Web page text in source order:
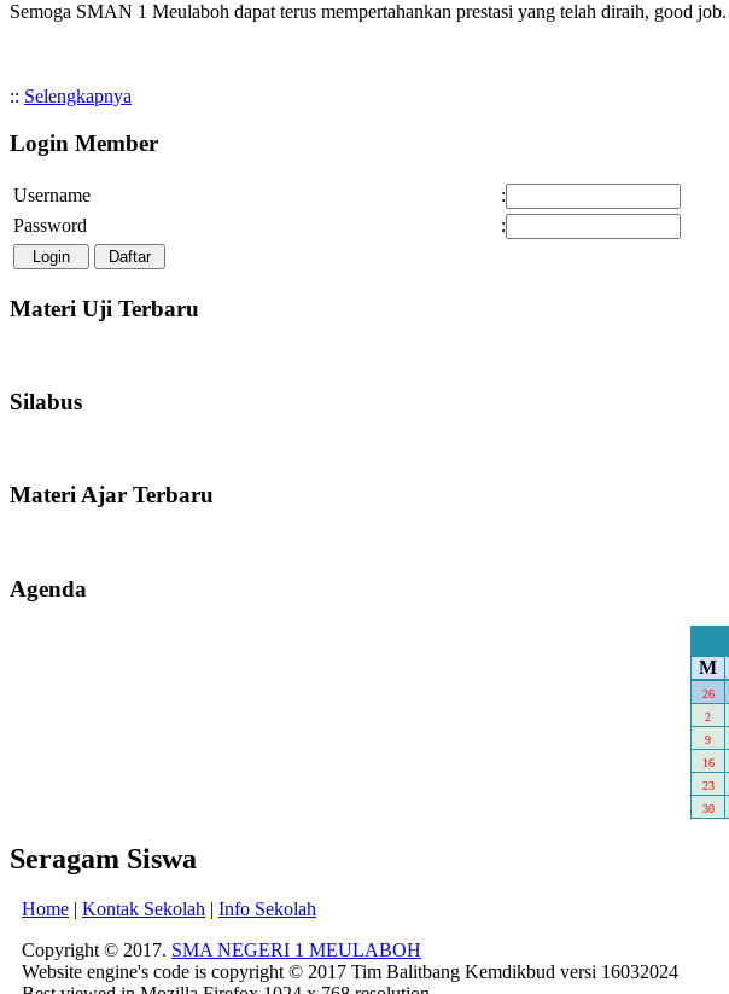
Semoga SMAN 1 Meulaboh dapat terus mempertahankan prestasi yang telah diraih, good job.
:: Selengkapnya
Login Member
Username
:
Password
:
Materi Uji Terbaru
Silabus
Materi Ajar Terbaru
Agenda
M
26
2
9
16
23
30
Seragam Siswa
Home | Kontak Sekolah | Info Sekolah
Copyright © 2017. SMA NEGERI 1 MEULABOH
Website engine's code is copyright © 2017 Tim Balitbang Kemdikbud versi 16032024